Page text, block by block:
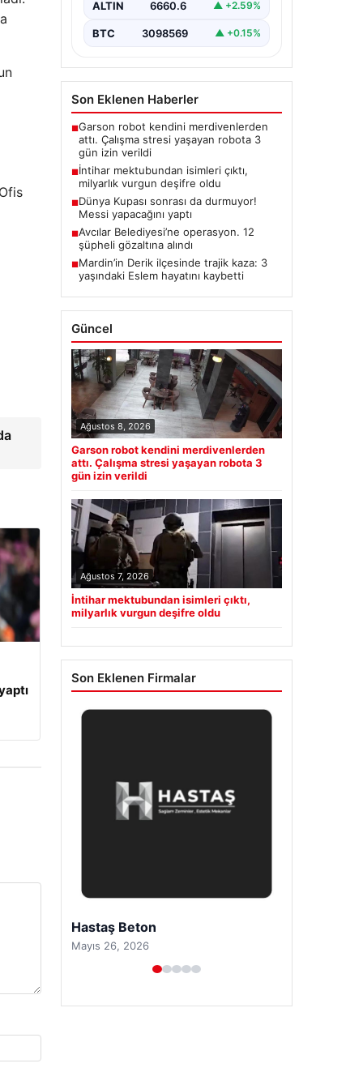
ALTIN 6660.6 ▲ +2.59%
BTC 3098569 ▲ +0.15%
Son Eklenen Haberler
■Garson robot kendini merdivenlerden
attı. Çalışma stresi yaşayan robota 3
gün izin verildi
■İntihar mektubundan isimleri çıktı,
milyarlık vurgun deşifre oldu
■Dünya Kupası sonrası da durmuyor!
Messi yapacağını yaptı
■Avcılar Belediyesi’ne operasyon. 12
şüpheli gözaltına alındı
■Mardin’in Derik ilçesinde trajik kaza: 3
yaşındaki Eslem hayatını kaybetti
Güncel
Ağustos 8, 2026
Garson robot kendini merdivenlerden
attı. Çalışma stresi yaşayan robota 3
gün izin verildi
Ağustos 7, 2026
İntihar mektubundan isimleri çıktı,
milyarlık vurgun deşifre oldu
Son Eklenen Firmalar
Prenses Night Club
Nisan 29, 2026